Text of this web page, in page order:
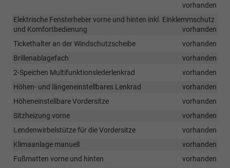
vorhanden
Elektrische Fensterheber vorne und hinten inkl. Einklemmschutz
und Komfortbedienung
vorhanden
Tickethalter an der Windschutzscheibe
vorhanden
Brillenablagefach
vorhanden
2-Speichen Multifunktionslederlenkrad
vorhanden
Höhen- und längeneinstellbares Lenkrad
vorhanden
Höheneinstellbare Vordersitze
vorhanden
Sitzheizung vorne
vorhanden
Lendenwirbelstütze für die Vordersitze
vorhanden
Klimaanlage manuell
vorhanden
Fußmatten vorne und hinten
vorhanden